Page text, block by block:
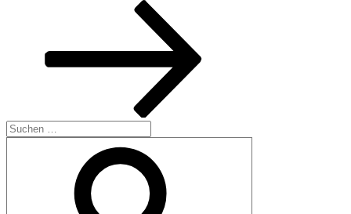
Suchen
nach: